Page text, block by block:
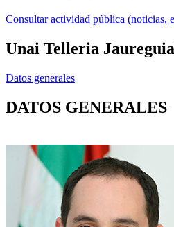
Consultar actividad pública (noticias,
Unai Telleria
Datos generales
DATOS GENERALES